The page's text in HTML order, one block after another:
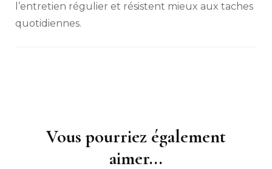
l’entretien régulier et résistent mieux aux taches
quotidiennes.
NavigationVous pourriez également
aimer...